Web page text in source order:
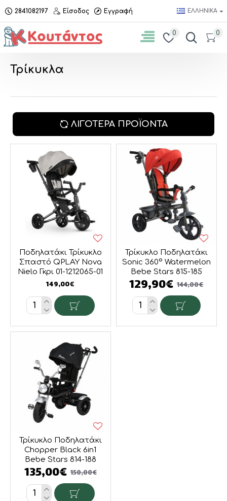
2841082197 Είσοδος Εγγραφή ΕΛΛΗΝΙΚΆ
0 0
Τρίκυκλα
ΛΙΓΌΤΕΡΑ ΠΡΟΪΌΝΤΑ
Ποδηλατάκι Τρίκυκλο
Σπαστό QPLAY Nova
Nielo Γκρι 01-1212065-01
149,00€
Τρίκυκλο Ποδηλατάκι
Sonic 360° Watermelon
Bebe Stars 815-185
129,90€ 144,00€
Τρίκυκλο Ποδηλατάκι
Chopper Black 6in1
Bebe Stars 814-188
135,00€ 150,00€